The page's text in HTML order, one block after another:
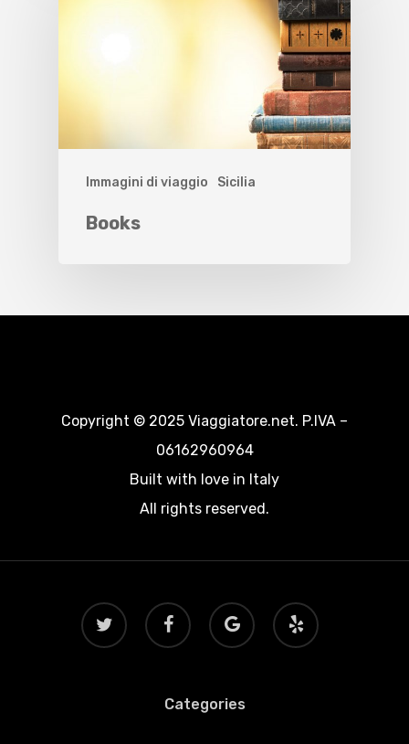
Immagini di viaggio Sicilia
Books
Copyright © 2025 Viaggiatore.net. P.IVA –
06162960964
Built with love in Italy
All rights reserved.
twitter facebook
google-
plus
yelp
Categories